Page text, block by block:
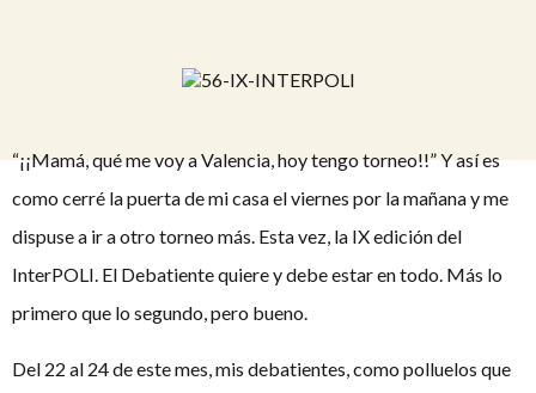
“¡¡Mamá, qué me voy a Valencia, hoy tengo torneo!!” Y así es
como cerré la puerta de mi casa el viernes por la mañana y me
dispuse a ir a otro torneo más. Esta vez, la IX edición del
InterPOLI. El Debatiente quiere y debe estar en todo. Más lo
primero que lo segundo, pero bueno.
Del 22 al 24 de este mes, mis debatientes, como polluelos que